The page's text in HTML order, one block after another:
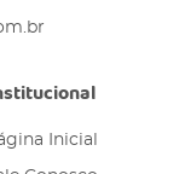
Inicial